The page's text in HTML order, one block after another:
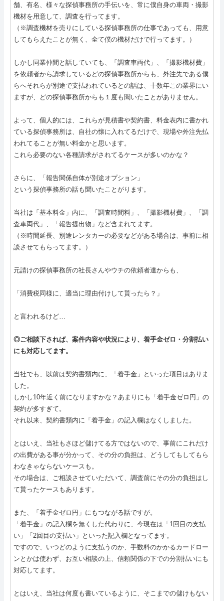
舗、有名、様々な探偵事務所の手伝いを、常に僕自身の車両・撮影
機材を用意して、調査を行ってます。
（※調査機材を売りにしている探偵事務所の仕事であっても、用意
してもらえたことが無く、全て僕の機材だけで行ってます。）
しかし同業仲間と話していても、「調査車両代」、「撮影機材費」
を依頼者から請求しているどの探偵事務所からも、外注先である僕
らへそれらが別途で支払われているとの話は、十数年この業界にい
ますが、どの探偵事務所からも１度も聞いたことがありません。
よって、個人的には、これらが見積書や契約書、料金表内に書かれ
ている探偵事務所は、自社の懐に入れてるだけで、現場や外注先払
われてることが無い料金かと思います。
これら必要のない各種請求がされてるケースが多いのかな？
さらに、「報告関係自体が別途オプション」
という探偵事務所の話も聞いたことがります。
当社は「基本料金」内に、「調査時間料」、「撮影機材費」、「調
査車両代」、「報告提出物」など含まれてます。
（※時間延長、別途レンタカーの必要などがある場合は、事前に相
談させてもらってます。）
元請けの探偵事務所の社長さんやウチの依頼者達からも、
「消費税同様に、適当に理由付けして貰ったら？」
と言われるけど…
◎ご相談下されば、案件内容や状況により、着手金ゼロ・分割払い
にも対応してます。
当社でも、以前は契約書類内に、「着手金」といった項目はありま
した。
しかし10年近く前になりますかな？あまりにも「着手金ゼロ円」の
契約が多すぎて。
それ以来、契約書類内に「着手金」の記入欄はなくしました。
とはいえ、当社もさほど儲けてる方ではないので、事前にこれだけ
の出費がある事が分かって、その分の負担は、どうしてもしてもら
わなきゃならないケースも。
その場合は、ご相談させていただいて、調査前にその分の負担はし
て貰ったケースもあります。
また、「着手金ゼロ円」にもつながる話ですが。
「着手金」の記入欄を無くした代わりに、今現在は「1回目の支払
い」「2回目の支払い」といった記入欄となってます。
ですので、いつどのように支払うのか、手数料のかかるカードロー
ンとかは使わず、お互い相談の上、信頼関係の下での分割払いにも
対応してます。
とはいえ、当社は何度も書いているように、そこまでの儲けもない